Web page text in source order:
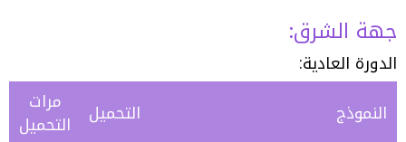
جهة الشرق:
الدورة العادية:
النموذج
التحميل مرات
التحميل